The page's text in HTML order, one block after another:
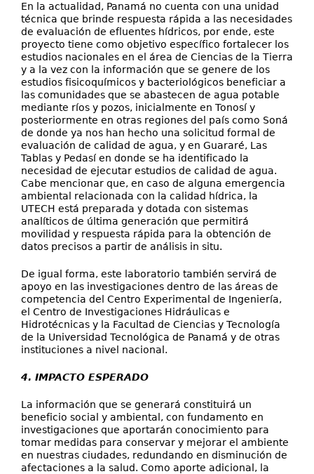
En la actualidad, Panamá no cuenta con una unidad
técnica que brinde respuesta rápida a las necesidades
de evaluación de efluentes hídricos, por ende, este
proyecto tiene como objetivo específico fortalecer los
estudios nacionales en el área de Ciencias de la Tierra
y a la vez con la información que se genere de los
estudios fisicoquímicos y bacteriológicos beneficiar a
las comunidades que se abastecen de agua potable
mediante ríos y pozos, inicialmente en Tonosí y
posteriormente en otras regiones del país como Soná
de donde ya nos han hecho una solicitud formal de
evaluación de calidad de agua, y en Guararé, Las
Tablas y Pedasí en donde se ha identificado la
necesidad de ejecutar estudios de calidad de agua.
Cabe mencionar que, en caso de alguna emergencia
ambiental relacionada con la calidad hídrica, la
UTECH está preparada y dotada con sistemas
analíticos de última generación que permitirá
movilidad y respuesta rápida para la obtención de
datos precisos a partir de análisis in situ.
De igual forma, este laboratorio también servirá de
apoyo en las investigaciones dentro de las áreas de
competencia del Centro Experimental de Ingeniería,
el Centro de Investigaciones Hidráulicas e
Hidrotécnicas y la Facultad de Ciencias y Tecnología
de la Universidad Tecnológica de Panamá y de otras
instituciones a nivel nacional.
4. IMPACTO ESPERADO
La información que se generará constituirá un
beneficio social y ambiental, con fundamento en
investigaciones que aportarán conocimiento para
tomar medidas para conservar y mejorar el ambiente
en nuestras ciudades, redundando en disminución de
afectaciones a la salud. Como aporte adicional, la